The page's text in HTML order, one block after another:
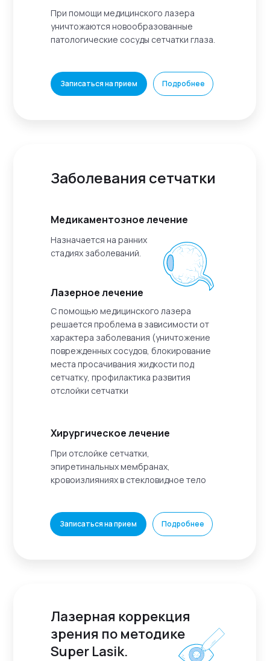
Лазерная коррекция
зрения по методике
Super Lasik.
Заболевания сетчатки
Записаться на прием Подробнее
Хирургическое лечение
При отслойке сетчатки,
эпиретинальных мембранах,
кровоизлияниях в стекловидное тело
Лазерное лечение
С помощью медицинского лазера
решается проблема в зависимости от
характера заболевания (уничтожение
поврежденных сосудов, блокирование
места просачивания жидкости под
сетчатку, профилактика развития
отслойки сетчатки
Медикаментозное лечение
Назначается на ранних
стадиях заболеваний.
Записаться на прием Подробнее
При помощи медицинского лазера
уничтожаются новообразованные
патологические сосуды сетчатки глаза.